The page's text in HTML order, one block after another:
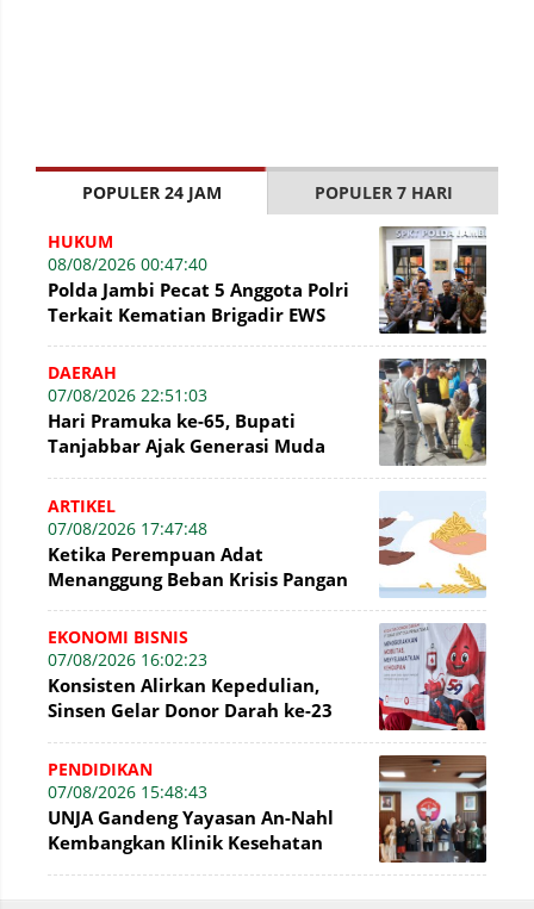
POPULER 24 JAM POPULER 7 HARI
HUKUM
08/08/2026 00:47:40
Polda Jambi Pecat 5 Anggota Polri
Terkait Kematian Brigadir EWS
DAERAH
07/08/2026 22:51:03
Hari Pramuka ke-65, Bupati
Tanjabbar Ajak Generasi Muda
Nyata
ARTIKEL
07/08/2026 17:47:48
Ketika Perempuan Adat
Menanggung Beban Krisis Pangan
EKONOMI BISNIS
07/08/2026 16:02:23
Konsisten Alirkan Kepedulian,
Sinsen Gelar Donor Darah ke-23
Sinsen
PENDIDIKAN
07/08/2026 15:48:43
UNJA Gandeng Yayasan An-Nahl
Kembangkan Klinik Kesehatan